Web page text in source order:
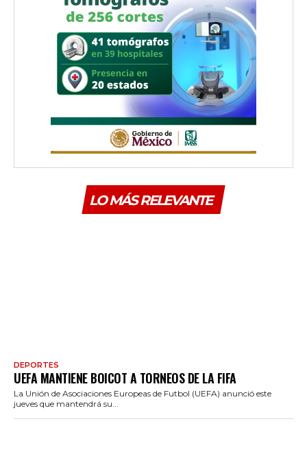
LO MÁS RELEVANTE
DEPORTES
UEFA MANTIENE BOICOT A TORNEOS DE LA FIFA
La Unión de Asociaciones Europeas de Futbol (UEFA) anunció este
jueves que mantendrá su...